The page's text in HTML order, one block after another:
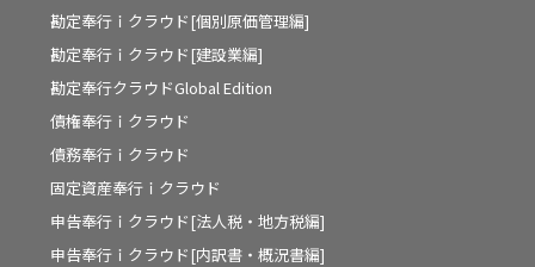
勘定奉行ｉクラウド[個別原価管理編]
勘定奉行ｉクラウド[建設業編]
勘定奉行クラウドGlobal Edition
債権奉行ｉクラウド
債務奉行ｉクラウド
固定資産奉行ｉクラウド
申告奉行ｉクラウド[法人税・地方税編]
申告奉行ｉクラウド[内訳書・概況書編]